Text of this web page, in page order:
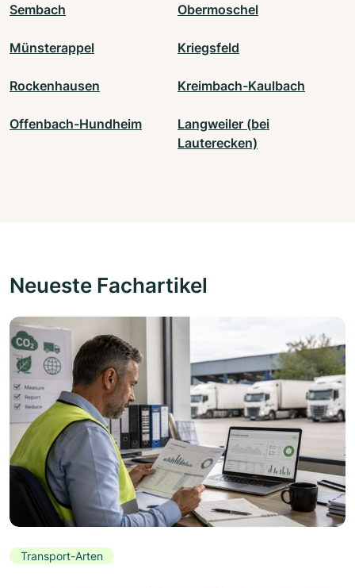
Sembach Obermoschel
Münsterappel Kriegsfeld
Rockenhausen Kreimbach-Kaulbach
Offenbach-Hundheim
Langweiler (bei
Lauterecken)
Neueste Fachartikel
Transport-Arten